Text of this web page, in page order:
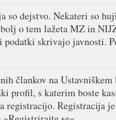
so dejstvo. Nekateri so
o tem lažeta MZ in
skrivajo javnosti.
člankov na
profil, s katerim boste
Registracija